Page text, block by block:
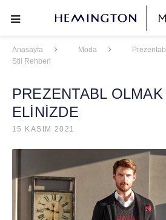
Anasayfa Moda
Stil Rehberi
PREZENTABL
ELİNİZDE
15 KASIM 2021